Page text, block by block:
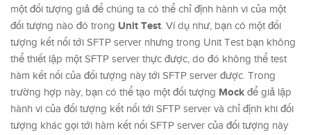
một đối tượng giả để chúng ta có thể chỉ định hành vi của một
đối tượng nào đó trong Unit Test. Ví dụ như, bạn có một đối
tượng kết nối tới SFTP server nhưng trong Unit Test bạn không
thể thiết lập một SFTP server thực được, do đó không thể test
hàm kết nối của đối tượng này tới SFTP server được. Trong
trường hợp này, bạn có thể tạo một đối tượng Mock để giả lập
hành vi của đối tượng kết nối tới SFTP server và chỉ định khi đối
tượng khác gọi tới hàm kết nối SFTP server của đối tượng này